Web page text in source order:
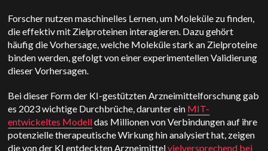
Forscher nutzen maschinelles Lernen, um Moleküle zu finden,
die effektiv mit Zielproteinen interagieren. Dazu gehört
häufig die Vorhersage, welche Moleküle stark an Zielproteine
binden werden, gefolgt von einer experimentellen Validierung
dieser Vorhersagen.
Bei dieser Form der KI-gestützten Arzneimittelforschung gab
es 2023 wichtige Durchbrüche, darunter ein MIT-
entwickeltes Modelldas Millionen von Verbindungen auf ihre
potenzielle therapeutische Wirkung hin analysiert hat, zeigen
die von der KI entdeckten Arzneimittelvielversprechend bei